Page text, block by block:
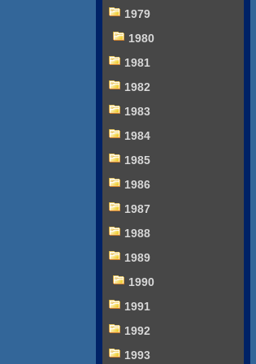
1979
1980
1981
1982
1983
1984
1985
1986
1987
1988
1989
1990
1991
1992
1993